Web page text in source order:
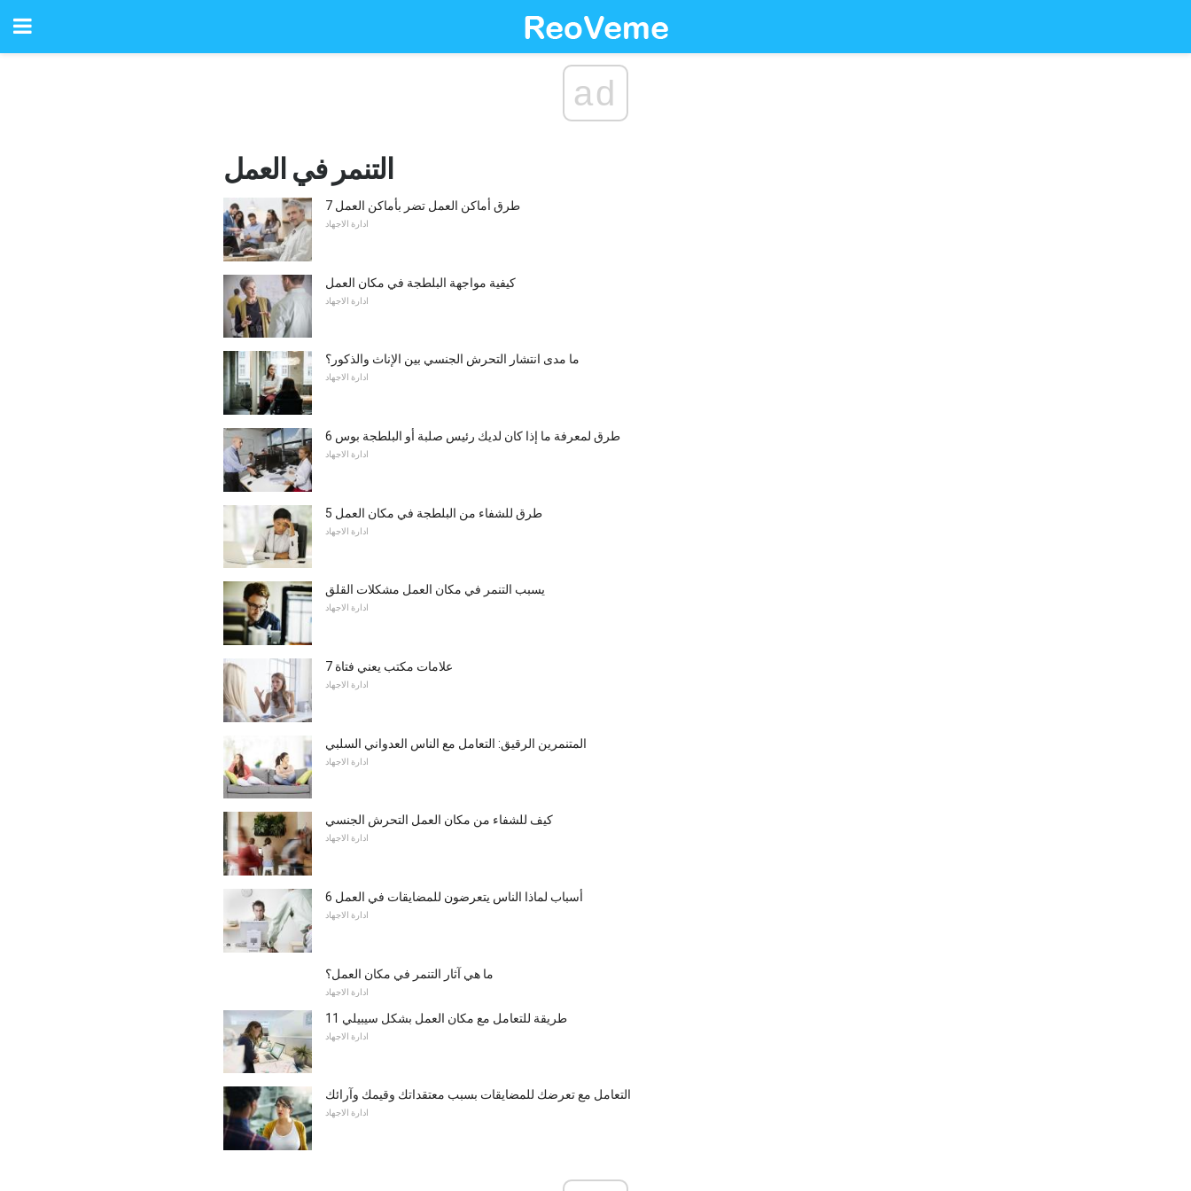
ad
التنمر في العمل
7 طرق أماكن العمل تضر بأماكن العمل
ادارة الاجهاد
كيفية مواجهة البلطجة في مكان العمل
ادارة الاجهاد
ما مدى انتشار التحرش الجنسي بين الإناث والذكور؟
ادارة الاجهاد
6 طرق لمعرفة ما إذا كان لديك رئيس صلبة أو البلطجة بوس
ادارة الاجهاد
5 طرق للشفاء من البلطجة في مكان العمل
ادارة الاجهاد
يسبب التنمر في مكان العمل مشكلات القلق
ادارة الاجهاد
7 علامات مكتب يعني فتاة
ادارة الاجهاد
المتنمرين الرقيق: التعامل مع الناس العدواني السلبي
ادارة الاجهاد
كيف للشفاء من مكان العمل التحرش الجنسي
ادارة الاجهاد
6 أسباب لماذا الناس يتعرضون للمضايقات في العمل
ادارة الاجهاد
ما هي آثار التنمر في مكان العمل؟
ادارة الاجهاد
11 طريقة للتعامل مع مكان العمل بشكل سيبيلي
ادارة الاجهاد
التعامل مع تعرضك للمضايقات بسبب معتقداتك وقيمك وآرائك
ادارة الاجهاد